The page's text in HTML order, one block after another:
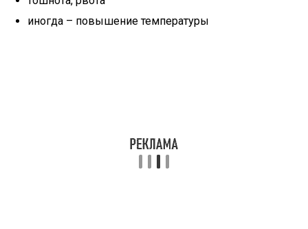
иногда – повышение температуры